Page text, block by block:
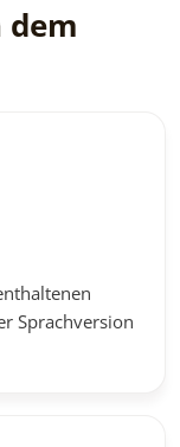
dem
Sprachversion